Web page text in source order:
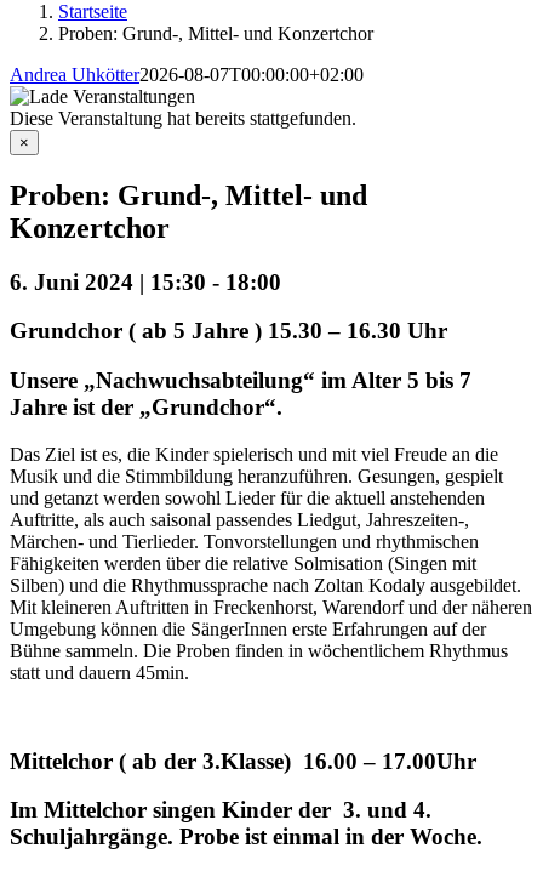
Startseite
Proben: Grund-, Mittel- und Konzertchor
Andrea Uhkötter2026-08-07T00:00:00+02:00
Diese Veranstaltung hat bereits stattgefunden.
×
Proben: Grund-, Mittel- und
Konzertchor
6. Juni 2024 | 15:30 - 18:00
Grundchor ( ab 5 Jahre ) 15.30 – 16.30 Uhr
Unsere „Nachwuchsabteilung“ im Alter 5 bis 7
Jahre ist der „Grundchor“.
Das Ziel ist es, die Kinder spielerisch und mit viel Freude an die
Musik und die Stimmbildung heranzuführen. Gesungen, gespielt
und getanzt werden sowohl Lieder für die aktuell anstehenden
Auftritte, als auch saisonal passendes Liedgut, Jahreszeiten-,
Märchen- und Tierlieder. Tonvorstellungen und rhythmischen
Fähigkeiten werden über die relative Solmisation (Singen mit
Silben) und die Rhythmussprache nach Zoltan Kodaly ausgebildet.
Mit kleineren Auftritten in Freckenhorst, Warendorf und der näheren
Umgebung können die SängerInnen erste Erfahrungen auf der
Bühne sammeln. Die Proben finden in wöchentlichem Rhythmus
statt und dauern 45min.
Mittelchor ( ab der 3.Klasse) 16.00 – 17.00Uhr
Im Mittelchor singen Kinder der 3. und 4.
Schuljahrgänge. Probe ist einmal in der Woche.